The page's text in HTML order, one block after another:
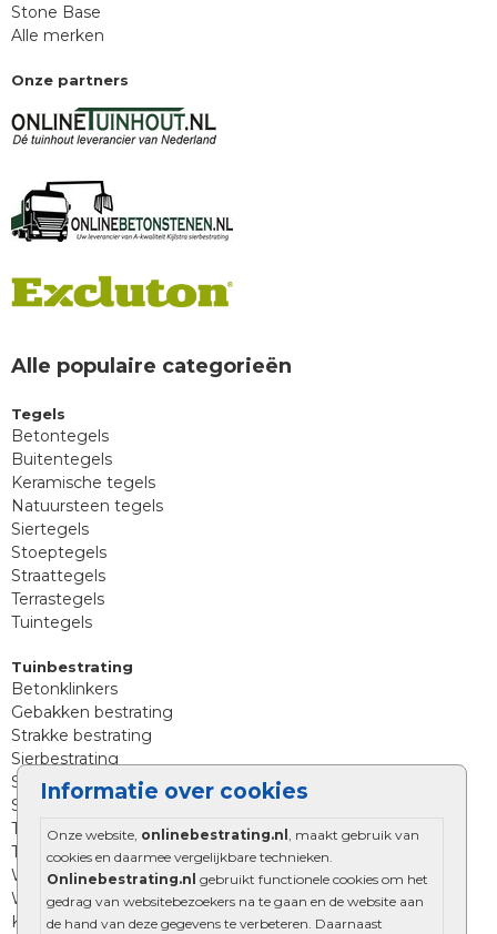
Informatie over cookies
Onze website, onlinebestrating.nl , maakt gebruik van
cookies en daarmee vergelijkbare technieken.
Onlinebestrating.nl gebruikt functionele cookies om het
gedrag van websitebezoekers na te gaan en de website aan
de hand van deze gegevens te verbeteren. Daarnaast
Stone Base
Alle merken
Onze partners
Alle populaire categorieën
Tegels
Betontegels
Buitentegels
Keramische tegels
Natuursteen tegels
Siertegels
Stoeptegels
Straattegels
Terrastegels
Tuintegels
Tuinbestrating
Betonklinkers
Gebakken bestrating
Strakke bestrating
Sierbestrating
Straatklinkers
Straatstenen
Trommelstenen
Tuinstenen
Waalformaat
Wildverband bestrating
Kingstones